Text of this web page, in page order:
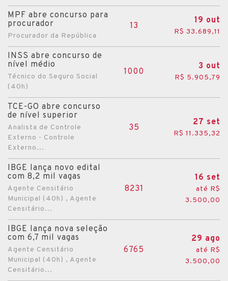
MPF abre concurso para
procurador
Procurador da República
13
19 out
R$ 33.689,11
INSS abre concurso de
nível médio
Técnico do Seguro Social
(40h)
1000
3 out
R$ 5.905,79
TCE-GO abre concurso
de nível superior
Analista de Controle
Externo - Controle
Externo...
35
27 set
R$ 11.335,32
IBGE lança novo edital
com 8,2 mil vagas
Agente Censitário
Municipal (40h) , Agente
Censitário...
8231
16 set
até R$
3.500,00
IBGE lança nova seleção
com 6,7 mil vagas
Agente Censitário
Municipal (40h) , Agente
Censitário...
6765
29 ago
até R$
3.500,00